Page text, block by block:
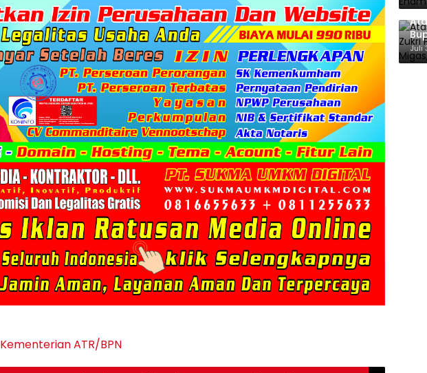
Kementerian ATR/BPN
Juli